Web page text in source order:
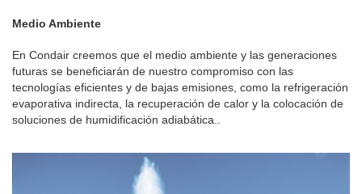
Medio Ambiente
En Condair creemos que el medio ambiente y las generaciones
futuras se beneficiarán de nuestro compromiso con las
tecnologías eficientes y de bajas emisiones, como la refrigeración
evaporativa indirecta, la recuperación de calor y la colocación de
soluciones de humidificación adiabática..